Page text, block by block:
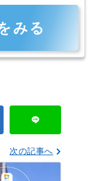
みる
次の記事へ